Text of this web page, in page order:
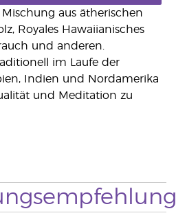
aus ätherischen
Royales Hawaiianisches
und anderen.
im Laufe der
Indien und Nordamerika
und Meditation zu